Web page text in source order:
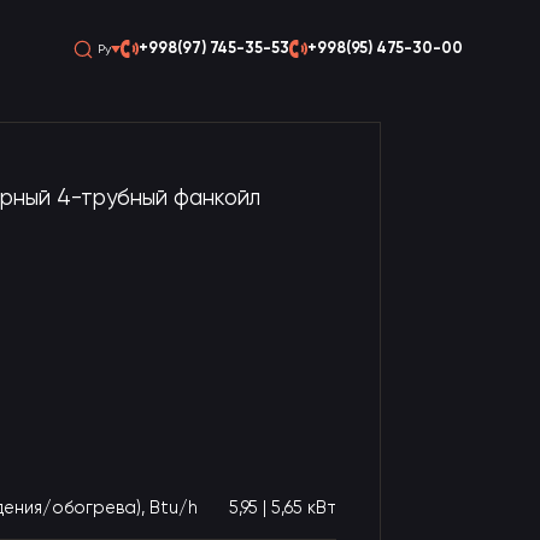
Ру +998(97) 745-35-53 +998(95) 475-30-00
4-трубный фанкойл
обогрева), Btu/h 5,95 | 5,65 кВт